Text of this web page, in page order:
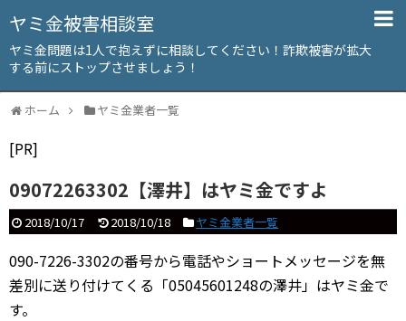
ヤミ金被害相談室
ヤミ金問題は1人で抱えずに相談してください！詐欺被害が拡大
する前にストップさせましょう！
ホーム ヤミ金業者一覧
[PR]
09072263302【澤井】はヤミ金ですよ
2018/10/17 2018/10/18 ヤミ金業者一覧
090-7226-3302の番号から電話やショートメッセージを無
差別に送り付けてくる「05045601248の澤井」はヤミ金で
す。